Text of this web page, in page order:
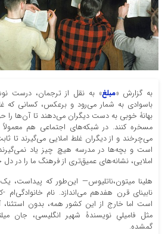
به گزارش «مبلغ» به نقل از ترجمان، درست
باسوادی به شمار می‌رود و برعکس، کسانی که
بهانۀ خوبی به دست دیگران می‌دهند تا آن‌ها را
مسخره کنند. در شبکه‌های اجتماعی هم
می‌چرخند و از دیگران غلط املایی می‌گیرند تا
است و بچه‌ها در مدرسه هیچ چیز یاد
املایی، نشانه‌های عمیق‌تری از فرهنگ ما را در
هلینا میتون،ناتلیوس— این‏‌طور که پیداست،
نابینای قرن هفدهم می‌‏اندازد. نام خانوادگی‌‏ام
است اما خارج از این کشور همه، بدون استثنا،
مثل فامیلیِ نویسندۀ شهیر انگلیسی، جان
گمشده.